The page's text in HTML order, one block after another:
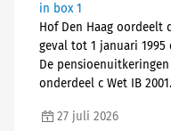
in box 1
Hof Den Haag oordeelt
geval tot 1 januari 1995
De
onderdeel c Wet IB 2001.
27 juli 2026